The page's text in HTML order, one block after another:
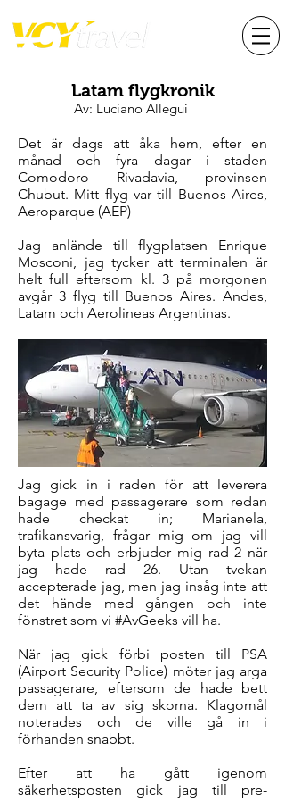
Latam flygkronik
Av: Luciano Allegui
Det är dags att åka hem, efter en
månad och fyra dagar i staden
Comodoro Rivadavia, provinsen
Chubut. Mitt flyg var till Buenos Aires,
Aeroparque (AEP)
Jag anlände till flygplatsen Enrique
Mosconi, jag tycker att terminalen är
helt full eftersom kl. 3 på morgonen
avgår 3 flyg till Buenos Aires. Andes,
Latam och Aerolineas Argentinas.
Jag gick in i raden för att leverera
bagage med passagerare som redan
hade checkat in; Marianela,
trafikansvarig, frågar mig om jag vill
byta plats och erbjuder mig rad 2 när
jag hade rad 26. Utan tvekan
accepterade jag, men jag insåg inte att
det hände med gången och inte
fönstret som vi #AvGeeks vill ha.
När jag gick förbi posten till PSA
(Airport Security Police) möter jag arga
passagerare, eftersom de hade bett
dem att ta av sig skorna. Klagomål
noterades och de ville gå in i
förhanden snabbt.
Efter att ha gått igenom
säkerhetsposten gick jag till pre-